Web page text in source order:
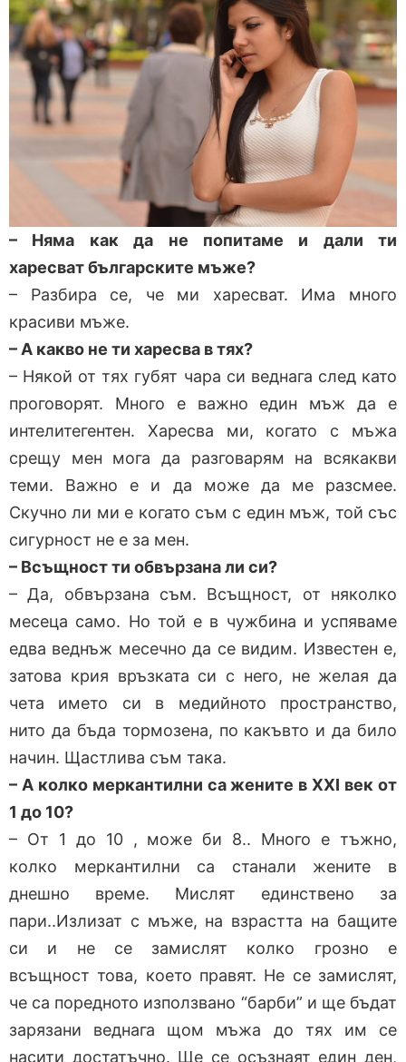
– Няма как да не попитаме и дали ти
харесват българските мъже?
– Разбира се, че ми харесват. Има много
красиви мъже.
– А какво не ти харесва в тях?
– Някой от тях губят чара си веднага след като
проговорят. Много е важно един мъж да е
интелитегентен. Харесва ми, когато с мъжа
срещу мен мога да разговарям на всякакви
теми. Важно е и да може да ме разсмее.
Скучно ли ми е когато съм с един мъж, той със
сигурност не е за мен.
– Всъщност ти обвързана ли си?
– Да, обвързана съм. Всъщност, от няколко
месеца само. Но той е в чужбина и успяваме
едва веднъж месечно да се видим. Известен е,
затова крия връзката си с него, не желая да
чета името си в медийното пространство,
нито да бъда тормозена, по какъвто и да било
начин. Щастлива съм така.
– А колко меркантилни са жените в XXI век от
1 до 10?
– От 1 до 10 , може би 8.. Много е тъжно,
колко меркантилни са станали жените в
днешно време. Мислят единствено за
пари..Излизат с мъже, на взрастта на бащите
си и не се замислят колко грозно е
всъщност това, което правят. Не се замислят,
че са поредното използвано “барби” и ще бъдат
зарязани веднага щом мъжа до тях им се
насити достатъчно. Ще се осъзнаят един ден,